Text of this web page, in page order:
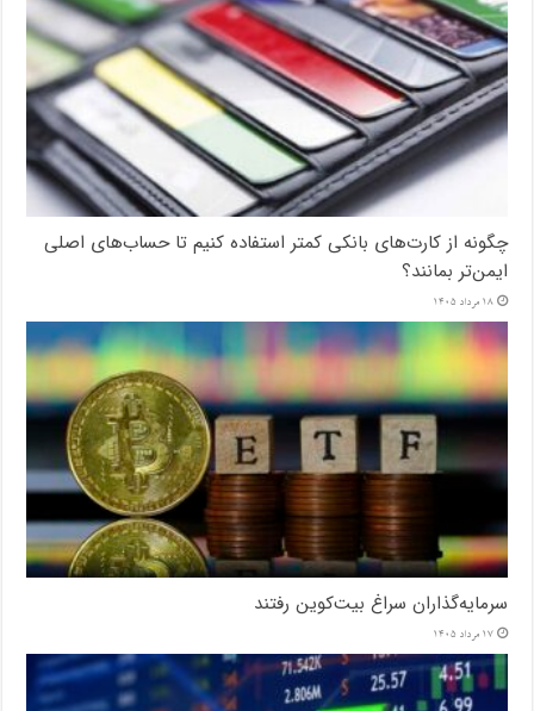
چگونه از کارت‌های بانکی کمتر استفاده کنیم تا حساب‌های اصلی
ایمن‌تر بمانند؟
18 مرداد 1405
سرمایه‌گذاران سراغ بیت‌کوین رفتند
17 مرداد 1405